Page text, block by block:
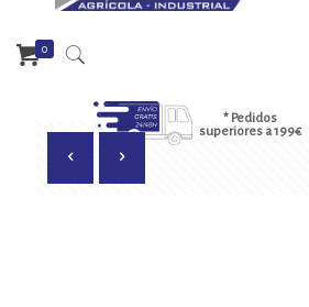
* Pedidos
superiores a 199€
0